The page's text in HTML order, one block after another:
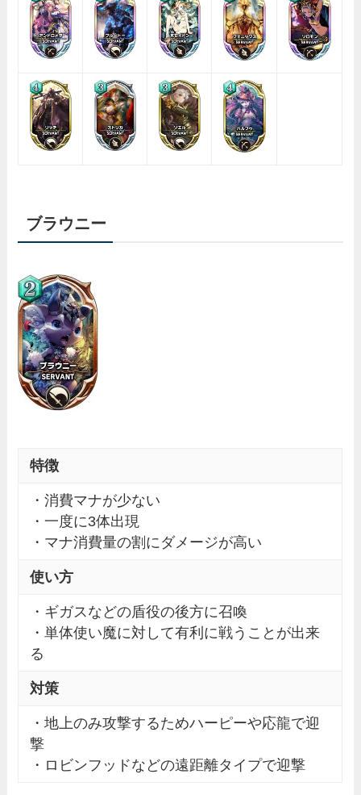
ブラウニー
特徴
・消費マナが少ない
・一度に3体出現
・マナ消費量の割にダメージが高い
使い方
・ギガスなどの盾役の後方に召喚
・単体使い魔に対して有利に戦うことが出来
る
対策
・地上のみ攻撃するためハーピーや応龍で迎
撃
・ロビンフッドなどの遠距離タイプで迎撃